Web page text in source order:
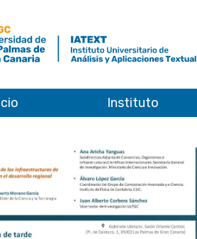
al
inicio
IATEXT
Instituto